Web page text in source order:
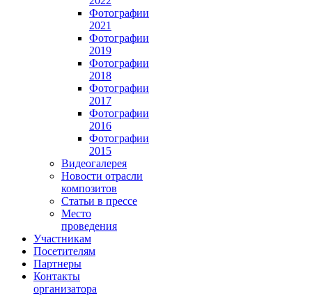
Фотографии
2021
Фотографии
2019
Фотографии
2018
Фотографии
2017
Фотографии
2016
Фотографии
2015
Видеогалерея
Новости отрасли
композитов
Статьи в прессе
Место
проведения
Участникам
Посетителям
Партнеры
Контакты
организатора